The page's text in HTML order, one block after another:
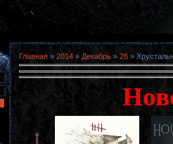
Главная » 2014 » Декабрь » 26 »